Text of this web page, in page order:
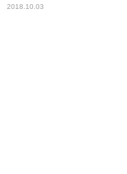
2018.10.03